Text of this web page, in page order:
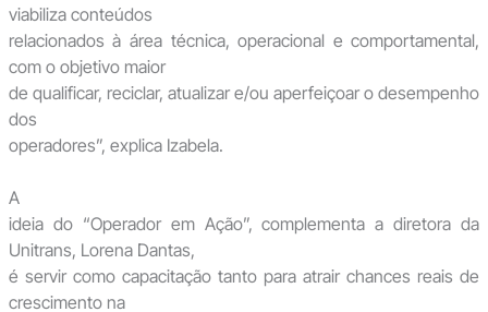
viabiliza conteúdos
relacionados à área técnica, operacional e comportamental,
com o objetivo maior
de qualificar, reciclar, atualizar e/ou aperfeiçoar o desempenho
dos
operadores”, explica Izabela.
A
ideia do “Operador em Ação”, complementa a diretora da
Unitrans, Lorena Dantas,
é servir como capacitação tanto para atrair chances reais de
crescimento na